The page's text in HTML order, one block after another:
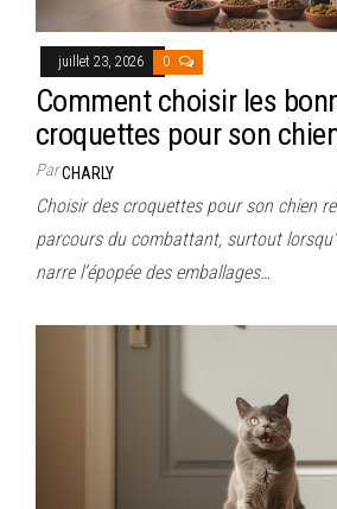
juillet 23, 2026 0
Comment choisir les
croquettes pour son
ParCHARLY
Choisir des croquettes pour son chien
parcours du combattant, surtout
narre l’épopée des emballages…